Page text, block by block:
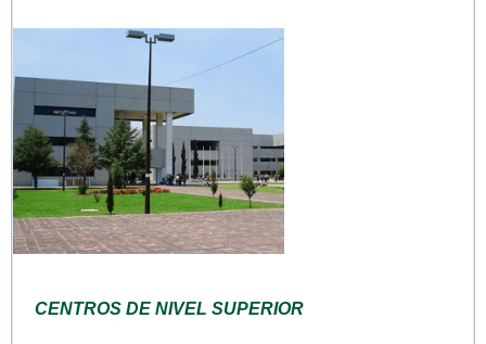
CENTROS DE NIVEL SUPERIOR